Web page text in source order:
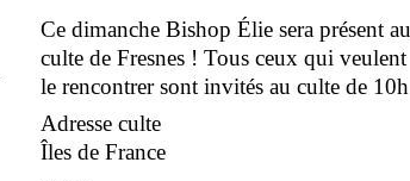
Ce dimanche Bishop Élie sera présent au
culte de Fresnes ! Tous ceux qui veulent
le rencontrer sont invités au culte de 10h
Adresse culte
Îles de France